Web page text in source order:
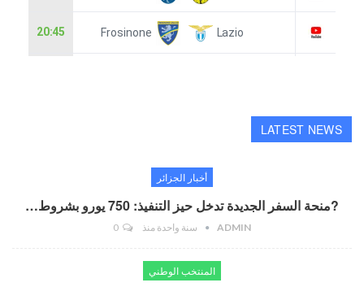
LATEST NEWS
أخبار الجزائر
?منحة السفر الجديدة تدخل حيز التنفيذ: 750 يورو بشروط…
ADMIN سنة واحدة منذ
المنتخب الوطني